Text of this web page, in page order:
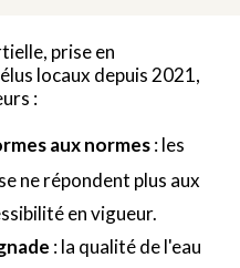
prise en
locaux depuis 2021,
:
aux normes: les
ne répondent plus aux
en vigueur.
: la qualité de l'eau